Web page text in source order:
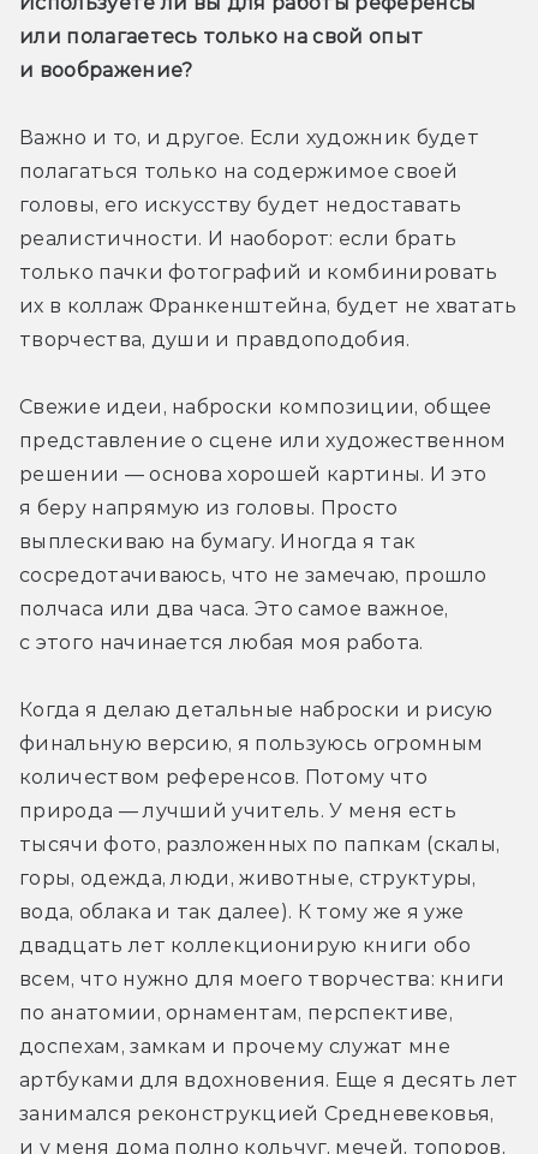
или полагаетесь только на свой опыт
и воображение?
Важно и то, и другое. Если художник будет
полагаться только на содержимое своей
головы, его искусству будет недоставать
реалистичности. И наоборот: если брать
только пачки фотографий и комбинировать
их в коллаж Франкенштейна, будет не хватать
творчества, души и правдоподобия.
Свежие идеи, наброски композиции, общее
представление о сцене или художественном
решении — основа хорошей картины. И это
я беру напрямую из головы. Просто
выплескиваю на бумагу. Иногда я так
сосредотачиваюсь, что не замечаю, прошло
полчаса или два часа. Это самое важное,
с этого начинается любая моя работа.
Когда я делаю детальные наброски и рисую
финальную версию, я пользуюсь огромным
количеством референсов. Потому что
природа — лучший учитель. У меня есть
тысячи фото, разложенных по папкам (скалы,
горы, одежда, люди, животные, структуры,
вода, облака и так далее). К тому же я уже
двадцать лет коллекционирую книги обо
всем, что нужно для моего творчества: книги
по анатомии, орнаментам, перспективе,
доспехам, замкам и прочему служат мне
артбуками для вдохновения. Еще я десять лет
занимался реконструкцией Средневековья,
и у меня дома полно кольчуг, мечей, топоров,